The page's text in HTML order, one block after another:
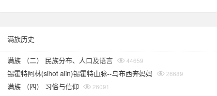
满族历史
满族 （二） 民族分布、人口及语言 44659
锡霍特阿林(sihot alin)锡霍特山脉--乌布西奔妈妈 26689
满族 （四） 习俗与信仰 26091